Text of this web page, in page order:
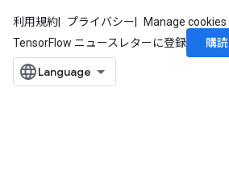
利用規約 プライバシー
Manage cookies
TensorFlow ニュースレターに登録
購読